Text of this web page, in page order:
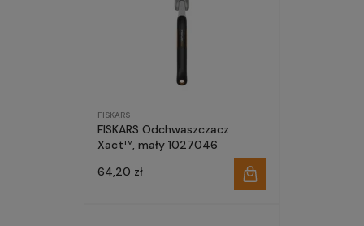
FISKARS
FISKARS Odchwaszczacz
Xact™, mały 1027046
64,20 zł